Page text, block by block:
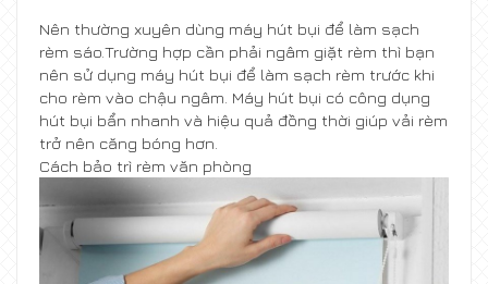
Nên thường xuyên dùng máy hút bụi để làm sạch
rèm sáo.Trường hợp cần phải ngâm giặt rèm thì bạn
nên sử dụng máy hút bụi để làm sạch rèm trước khi
cho rèm vào chậu ngâm. Máy hút bụi có công dụng
hút bụi bẩn nhanh và hiệu quả đồng thời giúp vải rèm
trở nên căng bóng hơn.
Cách bảo trì rèm văn phòng